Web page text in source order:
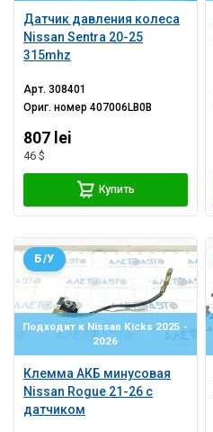
Датчик давления колеса
Nissan Sentra 20-25
315mhz
Арт.308401
Ориг. номер407006LB0B
807 lei
46 $
Купить
Подходит к Nissan Kicks 2025 -
2026
Клемма АКБ минусовая
Nissan Rogue 21-26 с
датчиком
Б/У